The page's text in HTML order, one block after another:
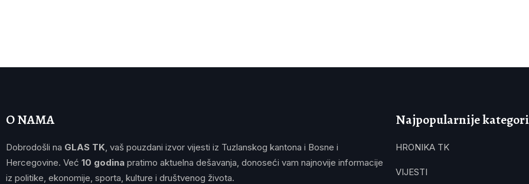
O NAMA
Dobrodošli na GLAS TK, vaš pouzdani izvor vijesti iz Tuzlanskog kantona i Bosne i
Hercegovine. Već 10 godina pratimo aktuelna dešavanja, donoseći vam najnovije informacije
iz politike, ekonomije, sporta, kulture i društvenog života.
Najpopularnije
HRONIKA TK
VIJESTI